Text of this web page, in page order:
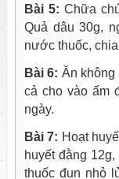
Bài 5: Chữa
Quả dâu 30g,
nước thuốc,
Bài 6: Ăn không
cả cho vào ấm
ngày.
Bài 7: Hoạt
huyết đằng
thuốc đun nhỏ